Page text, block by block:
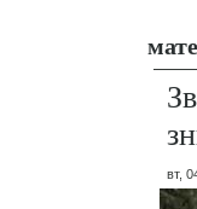
вт,